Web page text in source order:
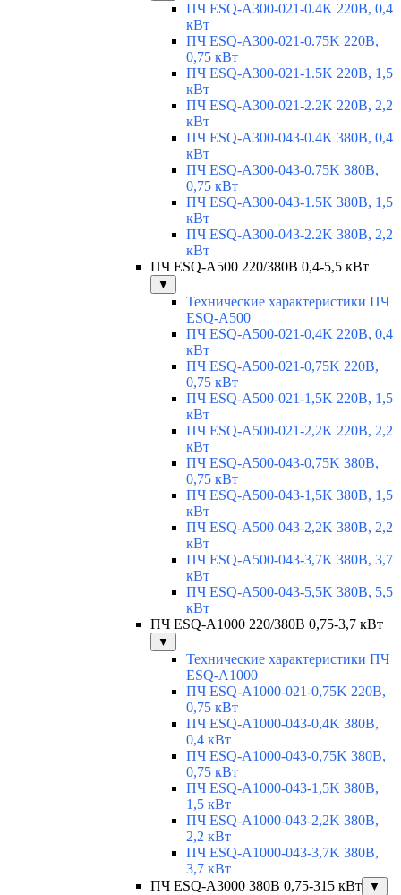
ПЧ ESQ-A300-021-0.4K 220В, 0,4
кВт
ПЧ ESQ-A300-021-0.75K 220В,
0,75 кВт
ПЧ ESQ-A300-021-1.5K 220В, 1,5
кВт
ПЧ ESQ-A300-021-2.2K 220В, 2,2
кВт
ПЧ ESQ-A300-043-0.4K 380В, 0,4
кВт
ПЧ ESQ-A300-043-0.75K 380В,
0,75 кВт
ПЧ ESQ-A300-043-1.5K 380В, 1,5
кВт
ПЧ ESQ-A300-043-2.2K 380В, 2,2
кВт
ПЧ ESQ-A500 220/380В 0,4-5,5 кВт
▼
Технические характеристики ПЧ
ESQ-A500
ПЧ ESQ-A500-021-0,4K 220В, 0,4
кВт
ПЧ ESQ-A500-021-0,75K 220В,
0,75 кВт
ПЧ ESQ-A500-021-1,5K 220В, 1,5
кВт
ПЧ ESQ-A500-021-2,2K 220В, 2,2
кВт
ПЧ ESQ-A500-043-0,75K 380В,
0,75 кВт
ПЧ ESQ-A500-043-1,5K 380В, 1,5
кВт
ПЧ ESQ-A500-043-2,2K 380В, 2,2
кВт
ПЧ ESQ-A500-043-3,7K 380В, 3,7
кВт
ПЧ ESQ-A500-043-5,5K 380В, 5,5
кВт
ПЧ ESQ-A1000 220/380В 0,75-3,7 кВт
▼
Технические характеристики ПЧ
ESQ-A1000
ПЧ ESQ-A1000-021-0,75K 220В,
0,75 кВт
ПЧ ESQ-A1000-043-0,4K 380В,
0,4 кВт
ПЧ ESQ-A1000-043-0,75K 380В,
0,75 кВт
ПЧ ESQ-A1000-043-1,5K 380В,
1,5 кВт
ПЧ ESQ-A1000-043-2,2K 380В,
2,2 кВт
ПЧ ESQ-A1000-043-3,7K 380В,
3,7 кВт
ПЧ ESQ-A3000 380В 0,75-315 кВт
▼